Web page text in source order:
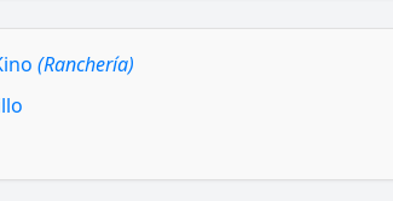
(Ranchería)